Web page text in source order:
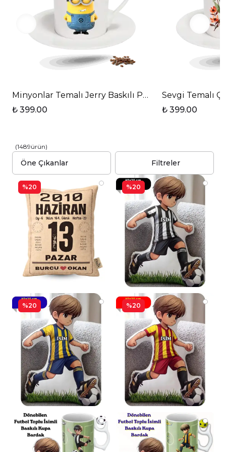
Minyonlar Temalı Jerry Baskılı Porselen Türk
₺ 399.00
Sevgi Temalı
₺ 399.00
(1489ürün)
Filtreler
%20 %20
%20 %20